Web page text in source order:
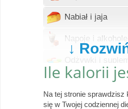
Wczytywanie
Nabiał i jaja
Wczytywanie
Napoje i alkohole
Wczytywanie
Wczytywanie
Wczytywanie
Pieczywo
↓
Ile kalorii
Na tej stronie
się w Twojej codziennej